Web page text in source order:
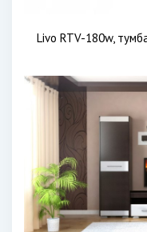
Livo RTV-180w,